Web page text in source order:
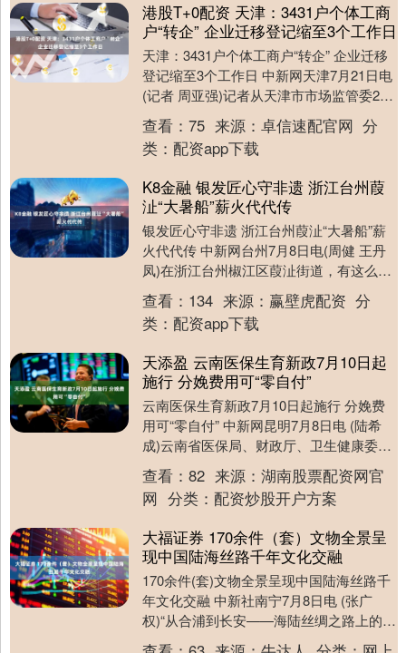
港股T+0配资 天津：3431户个体工商
户“转企” 企业迁移登记缩至3个工作日
天津：3431户个体工商户“转企” 企业迁移
登记缩至3个工作日 中新网天津7月21日电
(记者 周亚强)记者从天津市市场监管委21
日举行的新闻发布会上获悉，天津....
查看： 75 来源： 卓信速配官网 分
类： 配资app下载
K8金融 银发匠心守非遗 浙江台州葭
沚“大暑船”薪火代代传
银发匠心守非遗 浙江台州葭沚“大暑船”薪
火代代传 中新网台州7月8日电(周健 王丹
凤)在浙江台州椒江区葭沚街道，有这么一
个古老的行当，60多岁算刚入行，70岁
的....
查看： 134 来源： 赢壁虎配资 分
类： 配资app下载
天添盈 云南医保生育新政7月10日起
施行 分娩费用可“零自付”
云南医保生育新政7月10日起施行 分娩费
用可“零自付” 中新网昆明7月8日电 (陆希
成)云南省医保局、财政厅、卫生健康委、
税务局四部门近日联合推出7项医保支持
生....
查看： 82 来源： 湖南股票配资网官
网 分类： 配资炒股开户方案
大福证券 170余件（套）文物全景呈
现中国陆海丝路千年文化交融
170余件(套)文物全景呈现中国陆海丝路千
年文化交融 中新社南宁7月8日电 (张广
权)“从合浦到长安——海陆丝绸之路上的文
化交融”主题特展8日在广西南宁开展，